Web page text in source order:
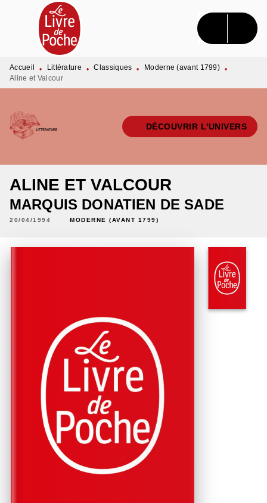
MENU RECHERCHE CONTENU
PIED DE PAGE
Accueil • Littérature • Classiques • Moderne (avant 1799) •
Aline et Valcour
DÉCOUVRIR L'UNIVERS
ALINE ET VALCOUR
MARQUIS DONATIEN DE SADE
20/04/1994 MODERNE (AVANT 1799)